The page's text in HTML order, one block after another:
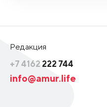
Редакция
+7 4162 222 744
info@amur.life